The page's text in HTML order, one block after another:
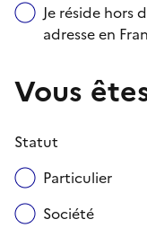
Je réside
adresse en
Vous
Statut
Particulier
Société